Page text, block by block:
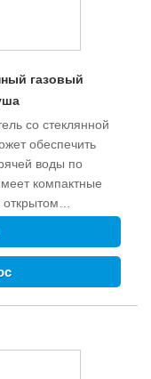
газовый
со стеклянной
обеспечить
воды по
компактные
открытом
от сбоя
от перегрева
семьи. Тип